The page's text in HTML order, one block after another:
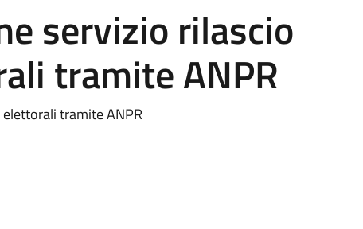
servizio rilascio
tramite ANPR
tramite ANPR